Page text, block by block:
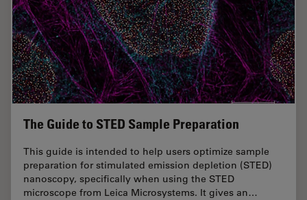
The Guide to STED Sample Preparation
This guide is intended to help users optimize sample
preparation for stimulated emission depletion (STED)
nanoscopy, specifically when using the STED
microscope from Leica Microsystems. It gives an…